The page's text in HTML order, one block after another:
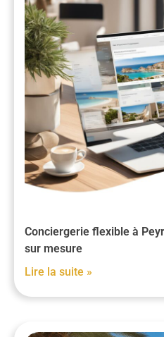
Conciergerie flexible à
sur mesure
Lire la suite »